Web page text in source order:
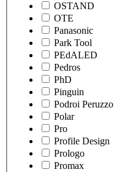
OSTAND
OTE
Panasonic
Park Tool
PEdALED
Pedros
PhD
Pinguin
Podroi Peruzzo
Polar
Pro
Profile Design
Prologo
Promax